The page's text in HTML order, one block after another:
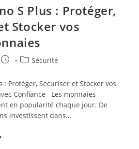
S Plus : Protéger,
Stocker vos
Publication
PostSécurité
: Protéger, Sécuriser et Stocker vos
Confiance Les monnaies
en popularité chaque jour. De
investissent dans…